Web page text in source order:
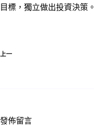
目標，獨立做出投資決策。
上一
發佈留言